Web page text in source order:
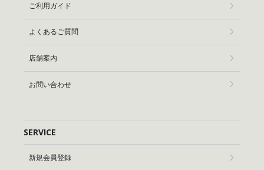
ご利用ガイド
よくあるご質問
店舗案内
お問い合わせ
SERVICE
新規会員登録